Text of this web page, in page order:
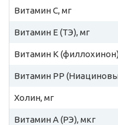
Витамин C, мг
Витамин E (ТЭ), мг
Витамин К
Витамин PP
Холин, мг
Витамин A (РЭ), мкг